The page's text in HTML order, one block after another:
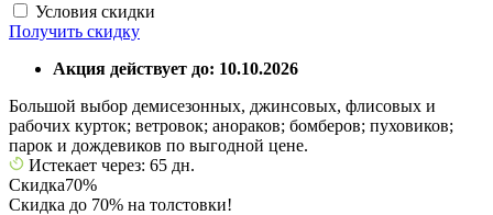
Условия скидки
Получить скидку
Акция действует до: 10.10.2026
Большой выбор демисезонных, джинсовых, флисовых и
рабочих курток; ветровок; анораков; бомберов; пуховиков;
парок и дождевиков по выгодной цене.
Истекает через: 65 дн.
Скидка70%
Скидка до 70% на толстовки!